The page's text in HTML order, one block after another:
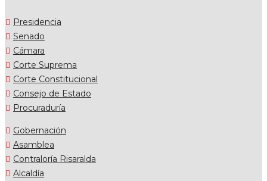
Presidencia
Senado
Cámara
Corte Suprema
Corte Constitucional
Consejo de Estado
Procuraduría
Gobernación
Asamblea
Contraloría Risaralda
Alcaldía